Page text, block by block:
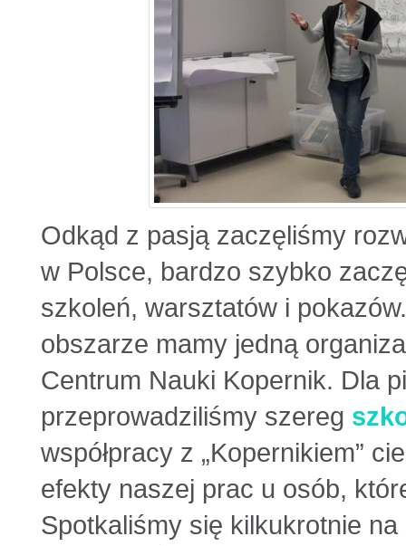
Odkąd z pasją zaczęliśmy
w Polsce, bardzo szybko
szkoleń, warsztatów i
obszarze mamy jedną
Centrum Nauki Kopernik. Dla
przeprowadziliśmy szereg
współpracy z „Kopernikiem”
efekty naszej prac u osób,
Spotkaliśmy się kilkukrotnie